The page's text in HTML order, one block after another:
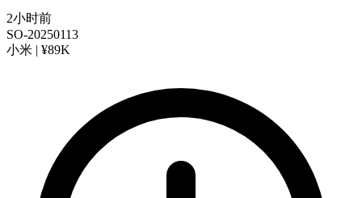
2小时前
SO-20250113
小米 | ¥89K